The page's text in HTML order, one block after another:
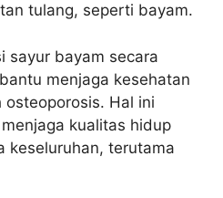
tulang, seperti bayam.
sayur bayam secara
menjaga kesehatan
Hal ini
kualitas hidup
keseluruhan, terutama